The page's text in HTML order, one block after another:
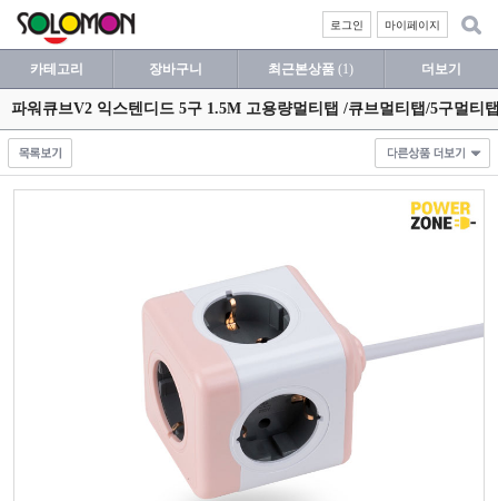
마이페이지
로그인
카테고리 장바구니 최근본상품 (1) 더보기
파워큐브V2 익스텐디드 5구 1.5M 고용량멀티탭 /큐브멀티탭/5구멀티